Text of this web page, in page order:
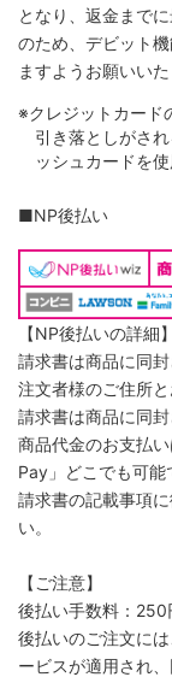
となり、返金まで
のため、デビット
ますようお願いいた
※クレジットカード
引き落としがさ
ッシュカードを
■NP後払い
【NP後払いの詳細】
請求書は商品に同
注文者様のご住所
請求書は商品に同
商品代金のお支払
Pay」どこでも可能
請求書の記載事項
い。
【ご注意】
後払い手数料：250
後払いのご注文には
ービスが適用され